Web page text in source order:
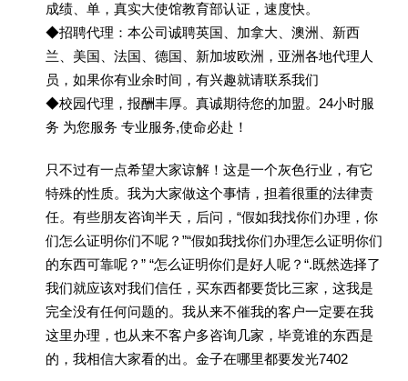
成绩、单，真实大使馆教育部认证，速度快。
◆招聘代理：本公司诚聘英国、加拿大、澳洲、新西
兰、美国、法国、德国、新加坡欧洲，亚洲各地代理人
员，如果你有业余时间，有兴趣就请联系我们
◆校园代理，报酬丰厚。真诚期待您的加盟。24小时服
务 为您服务 专业服务,使命必赴！
只不过有一点希望大家谅解！这是一个灰色行业，有它
特殊的性质。我为大家做这个事情，担着很重的法律责
任。有些朋友咨询半天，后问，“假如我找你们办理，你
们怎么证明你们不呢？”“假如我找你们办理怎么证明你们
的东西可靠呢？” “怎么证明你们是好人呢？“.既然选择了
我们就应该对我们信任，买东西都要货比三家，这我是
完全没有任何问题的。我从来不催我的客户一定要在我
这里办理，也从来不客户多咨询几家，毕竟谁的东西是
的，我相信大家看的出。金子在哪里都要发光7402